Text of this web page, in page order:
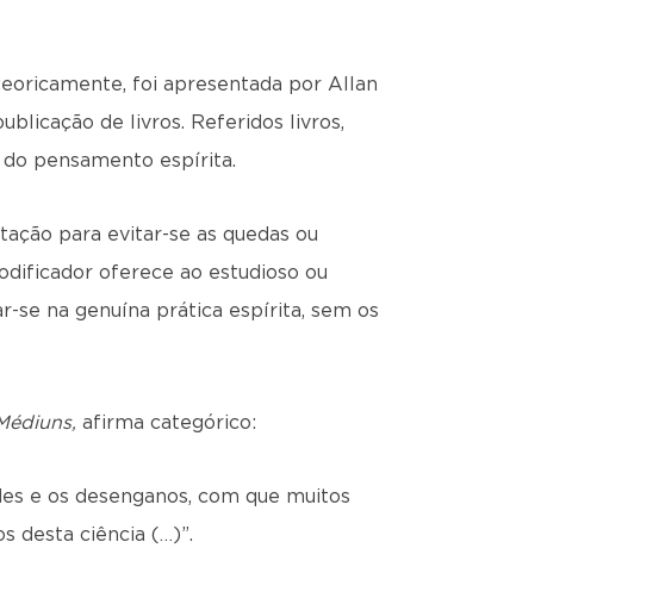
foi apresentada por Allan
de livros. Referidos livros,
do pensamento espírita.
para evitar-se as quedas ou
oferece ao estudioso ou
se na genuína prática espírita, sem os
afirma categórico:
e os desenganos, com que muitos
desta ciência (…)”.